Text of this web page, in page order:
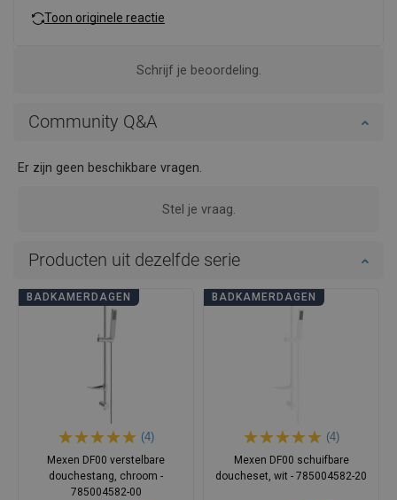
Toon originele reactie
Schrijf je beoordeling.
Community Q&A
Er zijn geen beschikbare vragen.
Stel je vraag.
Producten uit dezelfde serie
BADKAMERDAGEN
(4)
Mexen DF00 verstelbare
douchestang, chroom -
785004582-00
BADKAMERDAGEN
(4)
Mexen DF00 schuifbare
doucheset, wit - 785004582-20